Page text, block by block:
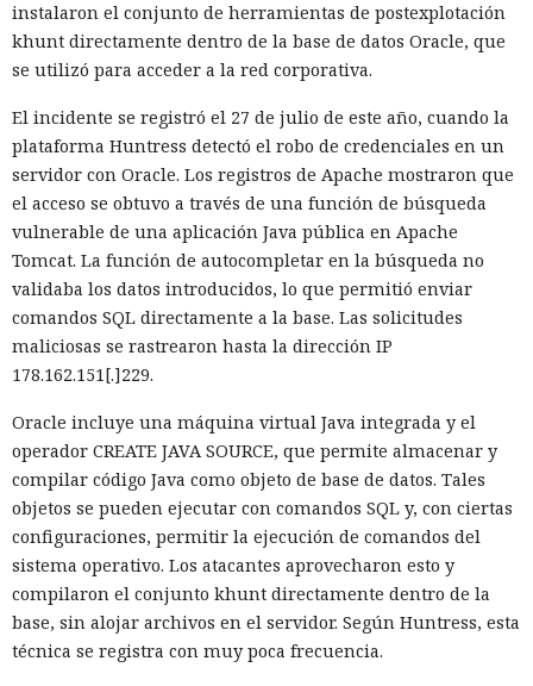
instalaron el conjunto de herramientas de postexplotación
khunt directamente dentro de la base de datos Oracle, que
se utilizó para acceder a la red corporativa.
El incidente se registró el 27 de julio de este año, cuando la
plataforma Huntress detectó el robo de credenciales en un
servidor con Oracle. Los registros de Apache mostraron que
el acceso se obtuvo a través de una función de búsqueda
vulnerable de una aplicación Java pública en Apache
Tomcat. La función de autocompletar en la búsqueda no
validaba los datos introducidos, lo que permitió enviar
comandos SQL directamente a la base. Las solicitudes
maliciosas se rastrearon hasta la dirección IP
178.162.151[.]229.
Oracle incluye una máquina virtual Java integrada y el
operador CREATE JAVA SOURCE, que permite almacenar y
compilar código Java como objeto de base de datos. Tales
objetos se pueden ejecutar con comandos SQL y, con ciertas
configuraciones, permitir la ejecución de comandos del
sistema operativo. Los atacantes aprovecharon esto y
compilaron el conjunto khunt directamente dentro de la
base, sin alojar archivos en el servidor. Según Huntress, esta
técnica se registra con muy poca frecuencia.